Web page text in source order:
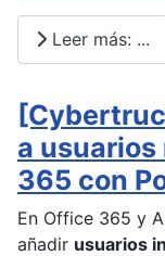
Leer más: ...
a
365 con
En Office 365 y
añadir usuarios